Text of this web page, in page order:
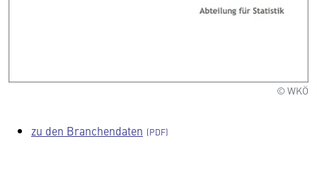
© WKÖ
zu den Branchendaten